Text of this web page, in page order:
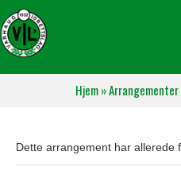
Hjem»Arrangementer
Dette arrangement har allerede